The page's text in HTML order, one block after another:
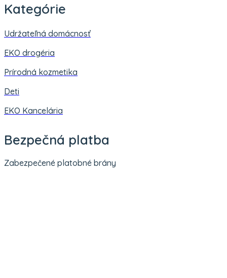
Kategórie
Udržateľná domácnosť
EKO drogéria
Prírodná kozmetika
Deti
EKO Kancelária
Bezpečná platba
Zabezpečené platobné brány